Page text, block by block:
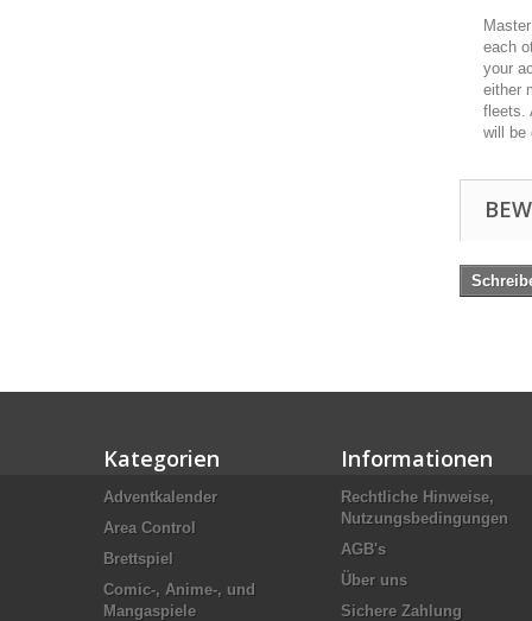
each
your
either
fleets.
will be
Kategorien
Adventkalender
Area Control
Brettspiel
Comic-, Anime-, und
Mangaspiele
Informationen
Rechtliche Hinweise,
Nutzungsbedingungen
AGB's
Über uns
Sichere Zahlung